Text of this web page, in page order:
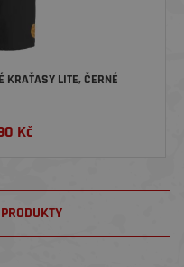
KRAŤASY LITE, ČERNÉ
Kč